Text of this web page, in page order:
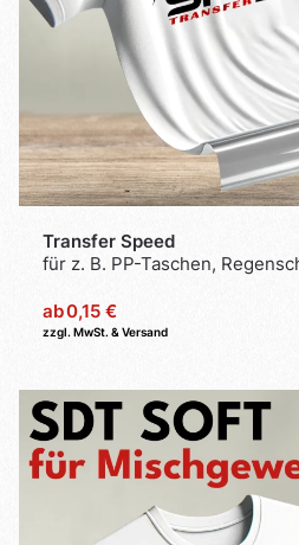
Transfer Speed
für z. B. PP-Taschen,
ab0,15 €
zzgl. MwSt. & Versand